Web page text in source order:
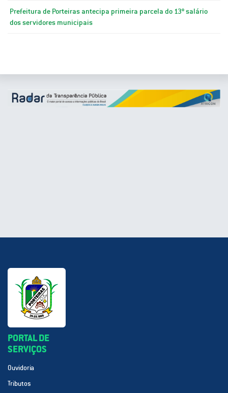
Prefeitura de Porteiras antecipa primeira parcela do 13º salário
dos servidores municipais
PORTAL DE
SERVIÇOS
Ouvidoria
Tributos